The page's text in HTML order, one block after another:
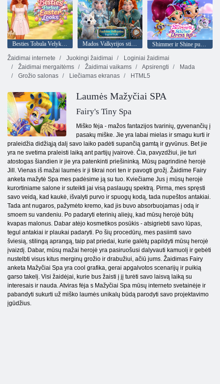
Besties Tobula Velykų išvaizda Mados Valkyrijos stiliaus saga
Shimmer ir Shine puošniai apsirengti
Žaidimai internete
Juokingi žaidimai
Loginiai žaidimai
Žaidimai mergaitėms
Žaidimai vaikams Apsirengti
Mada
Grožio salonas
Liečiamas ekranas HTML5
Laumės Mažyčiai SPA
Fairy's Tiny Spa
Miško fėja - mažos fantazijos tvarinių, gyvenančių į
pasakų miške. Jie yra labai mielas ir smagu kurti ir
praleidžia didžiąją dalį savo laiko padėti supančią gamtą ir gyvūnus. Bet jie
yra ne svetima praleisti laiką ant partijų įvairovė. Čia, pavyzdžiui, jie turi
atostogas šiandien ir jie yra patenkinti priešininką. Mūsų pagrindinė herojė
Jill. Vienas iš mažai laumės ir ji tikrai nori ten ir pavogti grožį. Žaidime Fairy
anketa mažytė Spa mes padėsime ją su tuo. Kviečiame Jus į mūsų herojė
kurortiniame salone ir suteikti jai visą paslaugų spektrą. Pirma, mes spręsti
savo veidą, kad kaukė, išvalyti purvo ir spuogų kodą, tada nupeštos antakiai.
Tada ant nugaros, pažymėto kremo, kad jis buvo absorbuojamas į odą ir
smoem su vandeniu. Po padaryti eterinių aliejų, kad mūsų herojė būtų
kvapas malonus. Dabar atėjo kosmetikos posūkis - atsigriebti savo lūpas,
tegul antakiai ir plaukai padaryti. Po šių procedūrų, mes pasiimti savo
šviesią, stilingą aprangą, taip pat priedai, kurie galėtų papildyti mūsų herojė
įvaizdį. Dabar, mūsų mažai herojė yra pasiruošusi dalyvauti kamuolį ir gebėti
nustelbti visus kitus merginų grožio ir drabužiui, ačiū jums. Žaidimas Fairy
anketa Mažyčiai Spa yra cool grafika, gerai apgalvotos scenarijų ir puikią
garso takelį. Visi žaidėjai, kurie bus žaisti į jį turėti savo laisvą laiką su
interesais ir nauda. Atviras fėja s Mažyčiai Spa mūsų interneto svetainėje ir
pabandyti sukurti už miško laumės unikalų būdą parodyti savo projektavimo
įgūdžius.